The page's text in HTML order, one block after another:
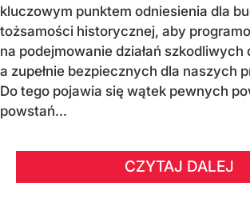
kluczowym punktem odniesienia dla
tożsamości historycznej, aby
na podejmowanie działań szkodliwych
a zupełnie bezpiecznych dla naszych
Do tego pojawia się wątek pewnych
powstań...
CZYTAJ DALEJ